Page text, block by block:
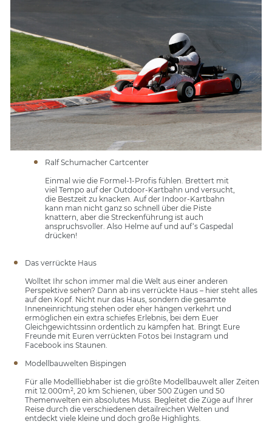
Ralf Schumacher Cartcenter
Einmal wie die Formel-1-Profis fühlen. Brettert mit
viel Tempo auf der Outdoor-Kartbahn und versucht,
die Bestzeit zu knacken. Auf der Indoor-Kartbahn
kann man nicht ganz so schnell über die Piste
knattern, aber die Streckenführung ist auch
anspruchsvoller. Also Helme auf und auf‘s Gaspedal
drücken!
Das verrückte Haus
Wolltet Ihr schon immer mal die Welt aus einer anderen
Perspektive sehen? Dann ab ins verrückte Haus – hier steht alles
auf den Kopf. Nicht nur das Haus, sondern die gesamte
Inneneinrichtung stehen oder eher hängen verkehrt und
ermöglichen ein extra schiefes Erlebnis, bei dem Euer
Gleichgewichtssinn ordentlich zu kämpfen hat. Bringt Eure
Freunde mit Euren verrückten Fotos bei Instagram und
Facebook ins Staunen.
Modellbauwelten Bispingen
Für alle Modellliebhaber ist die größte Modellbauwelt aller Zeiten
mit 12.000m², 20 km Schienen, über 500 Zügen und 50
Themenwelten ein absolutes Muss. Begleitet die Züge auf Ihrer
Reise durch die verschiedenen detailreichen Welten und
entdeckt viele kleine und doch große Highlights.